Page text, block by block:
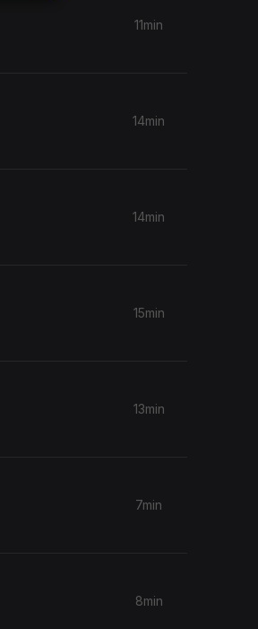
11min
14min
14min
15min
13min
7min
8min